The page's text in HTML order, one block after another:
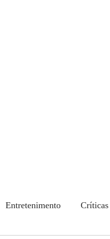
Entretenimento Críticas